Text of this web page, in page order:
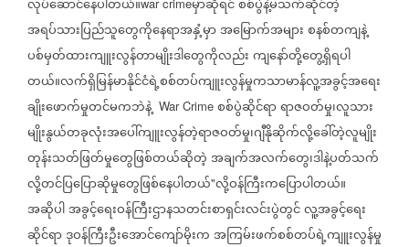
လုပ်ဆောင်နေပါတယ်။
မှာဆိုရင်စစ်ပွဲနဲ့မသက်ဆိုင်တဲ့
အရပ်သားပြည်သူတွေကိုနေရာအနှံ့မှာအမြောက်အများစနစ်တကျနဲ့
ပစ်မှတ်ထားကျူးလွန်တာမျိုးဒါတွေကိုလည်းကျနော်တို့တွေ့ရှိရပါ
တယ်။လက်ရှိမြန်မာနိုင်ငံရဲ့စစ်တပ်ကျူးလွန်မှုကသာမာန်လူ့အခွင့်အရေး
ချိုးဖောက်မှုတင်မကဘဲနဲ့ War Crime စစ်ပွဲဆိုင်ရာရာဇဝတ်မှု၊လူသား
မျိုးနွယ်တခုလုံးအပေါ်ကျူးလွန်တဲ့ရာဇဝတ်မှု၊ဂျီနိုဆိုက်လို့ခေါ်တဲ့လူမျိုး
တုန်းသတ်ဖြတ်မှုတွေဖြစ်တယ်ဆိုတဲ့အချက်အလက်တွေ၊ဒါနဲ့ပတ်သက်
လို့တင်ပြပြောဆိုမှုတွေဖြစ်နေပါတယ်"လို့ဝန်ကြီးကပြောပါတယ်။
အဆိုပါအခွင့်ရေးဝန်ကြီးဌာနသတင်းစာရှင်းလင်းပွဲတွင်လူ့အခွင့်ရေး
ဆိုင်ရာဒုဝန်ကြီးဦးအောင်ကျော်မိုးကအကြမ်းဖက်စစ်တပ်ရဲ့ကျူးလွန်မှု